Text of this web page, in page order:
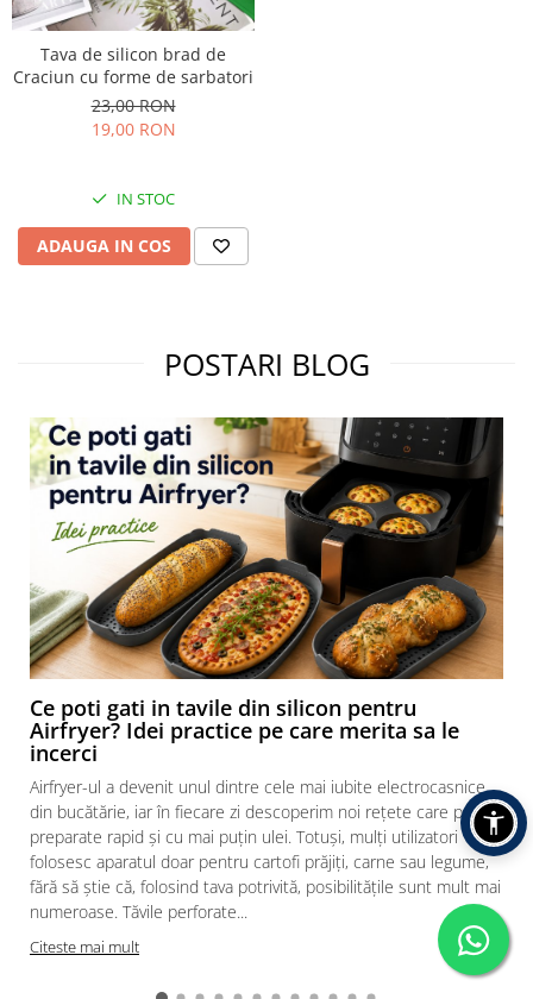
Tava de silicon brad de
Craciun cu forme de sarbatori
23,00 RON
19,00 RON
IN STOC
ADAUGA IN COS
POSTARI BLOG
Ce poti gati in tavile din silicon pentru
Airfryer? Idei practice pe care merita sa le
incerci
Airfryer-ul a devenit unul dintre cele mai iubite electrocasnice
din bucătărie, iar în fiecare zi descoperim noi rețete care pot fi
preparate rapid și cu mai puțin ulei. Totuși, mulți utilizatori
folosesc aparatul doar pentru cartofi prăjiți, carne sau legume,
fără să știe că, folosind tava potrivită, posibilitățile sunt mult mai
numeroase. Tăvile perforate...
Citeste mai mult